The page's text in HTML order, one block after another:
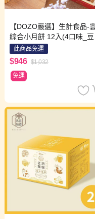
【DOZO嚴選】生計食品-
綜合小月餅 12入(4口味_豆
沙、棗泥、松子蓮蓉、蓮蓉
黃，各3入)
此商品免運
$946 $1,032
免運